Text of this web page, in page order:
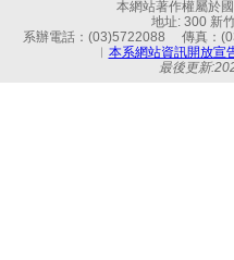
本網站著作權屬於
地址: 300 新
系辦電話：(03)5722088 傳真：
︱ 本系網站資訊開放宣
最後更新